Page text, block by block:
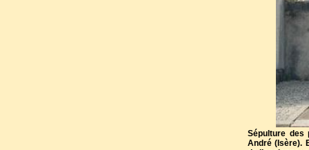
Sépulture des
André (Isère).